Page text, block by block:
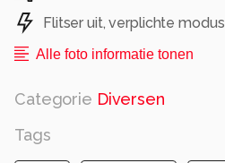
Flitser uit, verplichte modus
Alle foto informatie tonen
Categorie Diversen
Tags